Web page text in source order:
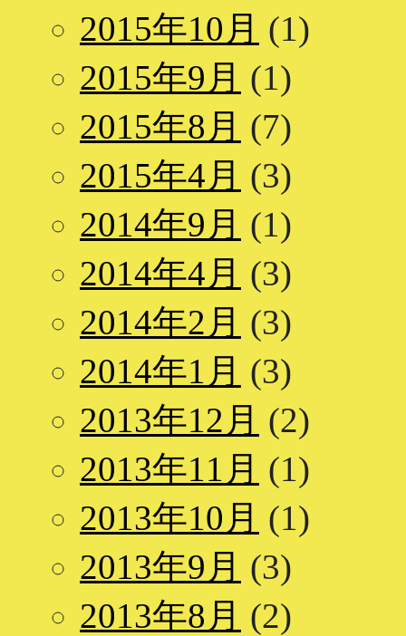
2015年10月 (1)
2015年9月 (1)
2015年8月 (7)
2015年4月 (3)
2014年9月 (1)
2014年4月 (3)
2014年2月 (3)
2014年1月 (3)
2013年12月 (2)
2013年11月 (1)
2013年10月 (1)
2013年9月 (3)
2013年8月 (2)